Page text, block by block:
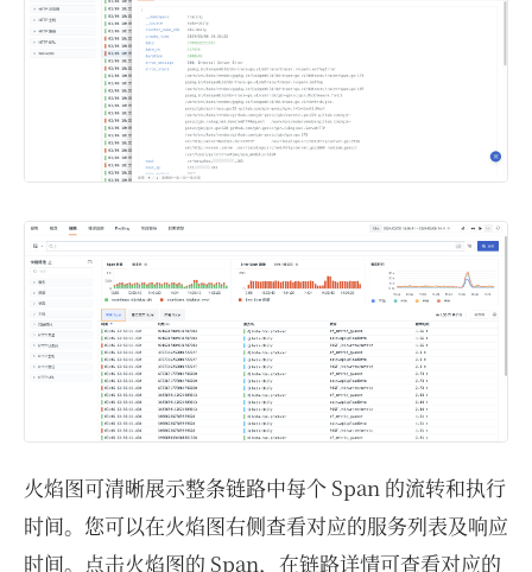
火焰图可清晰展示整条链路中每个 Span 的流转和执行
时间。您可以在火焰图右侧查看对应的服务列表及响应
时间。点击火焰图的 Span，在链路详情可查看对应的